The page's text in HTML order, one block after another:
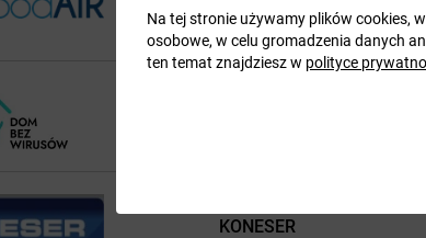
KONESER
Na tej stronie używamy plików cookies,
osobowe, w celu gromadzenia danych
ten temat znajdziesz w polityce